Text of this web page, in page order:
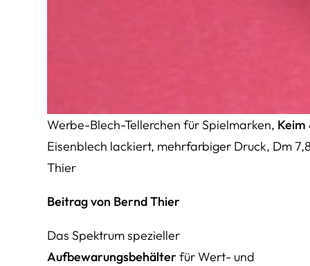
Werbe-Blech-Tellerchen für Spielmarken, Keim
Eisenblech lackiert, mehrfarbiger Druck, Dm
Thier
Beitrag von Bernd Thier
Das Spektrum spezieller
Aufbewarungsbehälterfür Wert- und